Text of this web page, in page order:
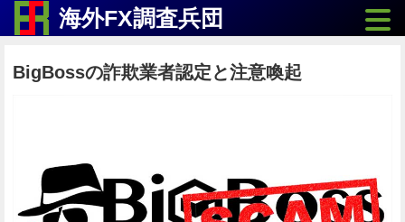
海外FX調査兵団
BigBossの詐欺業者認定と注意喚起